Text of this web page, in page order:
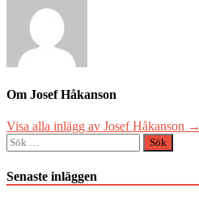
Om Josef Håkanson
Visa alla inlägg av Josef Håkanson →
Sök
efter:
Senaste inläggen